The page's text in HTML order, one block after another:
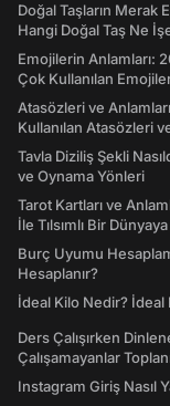
Doğal Taşların Merak
Hangi Doğal Taş Ne
Emojilerin Anlamları:
Çok Kullanılan
Atasözleri ve
Kullanılan Atasözleri
Tavla Diziliş Şekli
ve Oynama Yönleri
Tarot Kartları ve
İle Tılsımlı Bir
Burç Uyumu
Hesaplanır?
İdeal Kilo Nedir? İdeal
Ders Çalışırken
Çalışamayanlar
Instagram Giriş Nasıl